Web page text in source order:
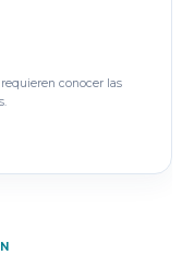
conocer las